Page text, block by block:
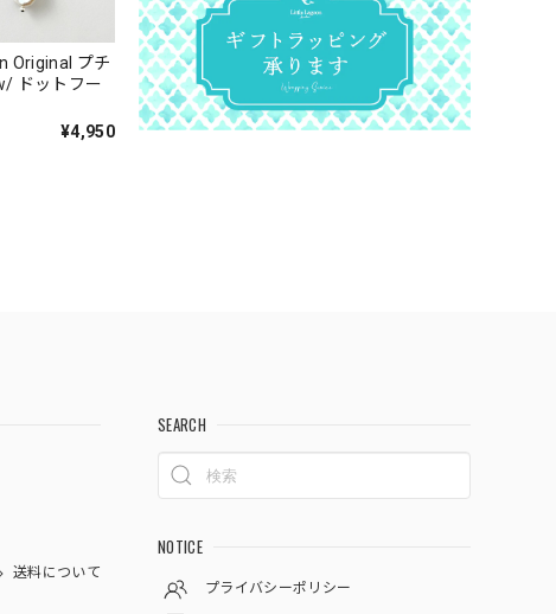
Original プチ
ドットフー
¥4,950
送料について
SEARCH
NOTICE
プライバシーポリシー